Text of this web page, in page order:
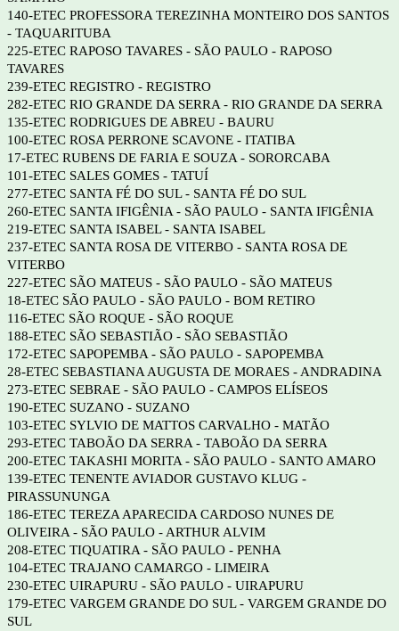
140-ETEC PROFESSORA TEREZINHA MONTEIRO DOS SANTOS
- TAQUARITUBA
225-ETEC RAPOSO TAVARES - SÃO PAULO - RAPOSO
TAVARES
239-ETEC REGISTRO - REGISTRO
282-ETEC RIO GRANDE DA SERRA - RIO GRANDE DA SERRA
135-ETEC RODRIGUES DE ABREU - BAURU
100-ETEC ROSA PERRONE SCAVONE - ITATIBA
17-ETEC RUBENS DE FARIA E SOUZA - SORORCABA
101-ETEC SALES GOMES - TATUÍ
277-ETEC SANTA FÉ DO SUL - SANTA FÉ DO SUL
260-ETEC SANTA IFIGÊNIA - SÃO PAULO - SANTA IFIGÊNIA
219-ETEC SANTA ISABEL - SANTA ISABEL
237-ETEC SANTA ROSA DE VITERBO - SANTA ROSA DE
VITERBO
227-ETEC SÃO MATEUS - SÃO PAULO - SÃO MATEUS
18-ETEC SÃO PAULO - SÃO PAULO - BOM RETIRO
116-ETEC SÃO ROQUE - SÃO ROQUE
188-ETEC SÃO SEBASTIÃO - SÃO SEBASTIÃO
172-ETEC SAPOPEMBA - SÃO PAULO - SAPOPEMBA
28-ETEC SEBASTIANA AUGUSTA DE MORAES - ANDRADINA
273-ETEC SEBRAE - SÃO PAULO - CAMPOS ELÍSEOS
190-ETEC SUZANO - SUZANO
103-ETEC SYLVIO DE MATTOS CARVALHO - MATÃO
293-ETEC TABOÃO DA SERRA - TABOÃO DA SERRA
200-ETEC TAKASHI MORITA - SÃO PAULO - SANTO AMARO
139-ETEC TENENTE AVIADOR GUSTAVO KLUG -
PIRASSUNUNGA
186-ETEC TEREZA APARECIDA CARDOSO NUNES DE
OLIVEIRA - SÃO PAULO - ARTHUR ALVIM
208-ETEC TIQUATIRA - SÃO PAULO - PENHA
104-ETEC TRAJANO CAMARGO - LIMEIRA
230-ETEC UIRAPURU - SÃO PAULO - UIRAPURU
179-ETEC VARGEM GRANDE DO SUL - VARGEM GRANDE DO
SUL